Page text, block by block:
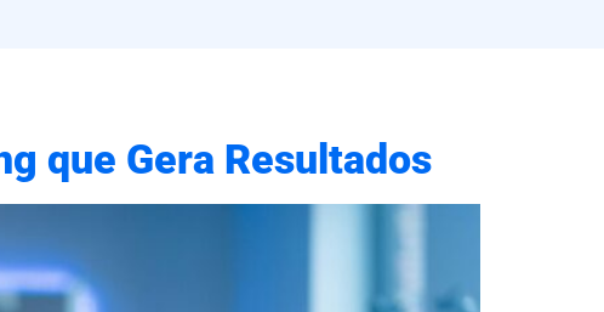
que Gera Resultados